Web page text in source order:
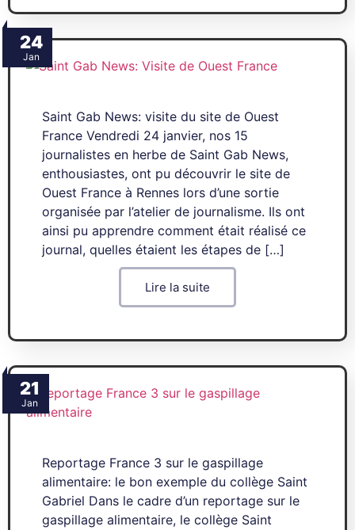
24
Jan
Saint Gab News: visite du site de Ouest
France Vendredi 24 janvier, nos 15
journalistes en herbe de Saint Gab News,
enthousiastes, ont pu découvrir le site de
Ouest France à Rennes lors d’une sortie
organisée par l’atelier de journalisme. Ils ont
ainsi pu apprendre comment était réalisé ce
journal, quelles étaient les étapes de […]
Lire la suite
21
Jan
Reportage France 3 sur le gaspillage
alimentaire: le bon exemple du collège Saint
Gabriel Dans le cadre d’un reportage sur le
gaspillage alimentaire, le collège Saint